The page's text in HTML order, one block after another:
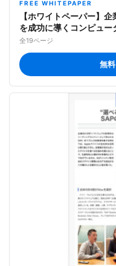
FREE WHITEPAPER
【ホワイトペーパー】
を成功に導くコンピュー
全19ページ
無